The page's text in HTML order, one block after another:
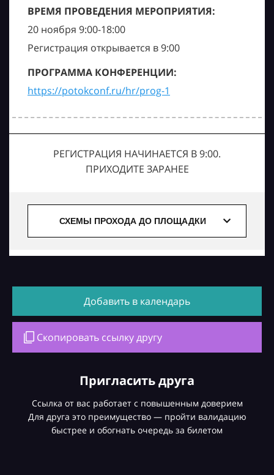
ВРЕМЯ ПРОВЕДЕНИЯ МЕРОПРИЯТИЯ:
20 ноября 9:00-18:00
Регистрация открывается в 9:00
ПРОГРАММА КОНФЕРЕНЦИИ:
https://potokconf.ru/hr/prog-1
РЕГИСТРАЦИЯ НАЧИНАЕТСЯ В 9:00.
ПРИХОДИТЕ ЗАРАНЕЕ
СХЕМЫ ПРОХОДА ДО ПЛОЩАДКИ
Добавить в календарь
Скопировать ссылку другу
Пригласить друга
Ссылка от вас работает с повышенным доверием
Для друга это преимущество — пройти валидацию
быстрее и обогнать очередь за билетом